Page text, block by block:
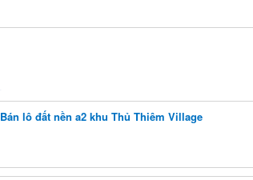
Bán lô đất nền a2 khu Thủ Thiêm Village